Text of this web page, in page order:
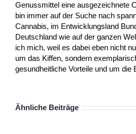
Genussmittel eine ausgezeichnete
bin immer auf der Suche nach
Cannabis, im Entwicklungsland
Deutschland wie auf der ganzen
ich mich, weil es dabei eben nicht
um das Kiffen, sondern
gesundheitliche Vorteile und um die
Ähnliche Beiträge